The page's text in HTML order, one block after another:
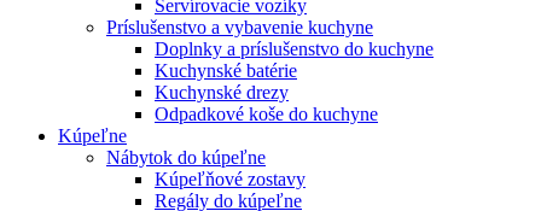
Servírovacie vozíky
Príslušenstvo a vybavenie kuchyne
Doplnky a príslušenstvo do kuchyne
Kuchynské batérie
Kuchynské drezy
Odpadkové koše do kuchyne
Kúpeľne
Nábytok do kúpeľne
Kúpeľňové zostavy
Regály do kúpeľne